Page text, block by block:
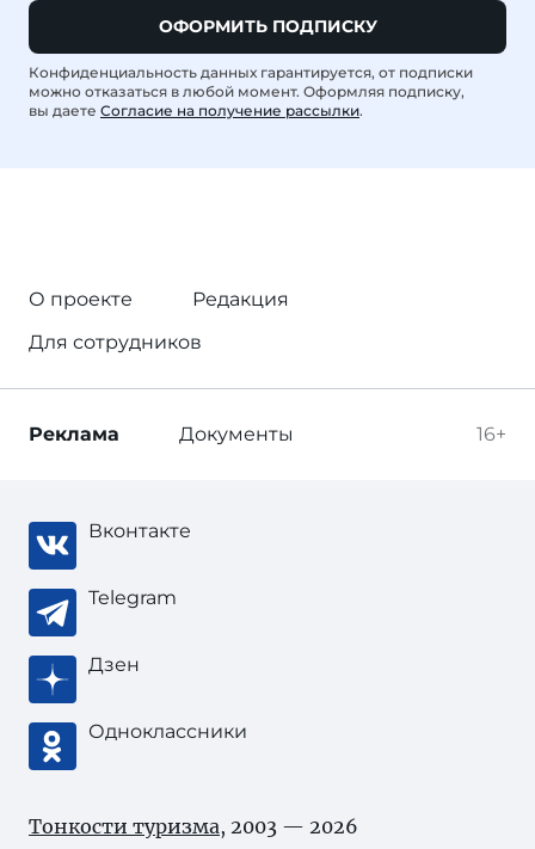
ОФОРМИТЬ ПОДПИСКУ
Конфиденциальность данных гарантируется, от подписки
можно отказаться в любой момент. Оформляя подписку,
вы даете Согласие на получение рассылки.
О проекте
Редакция
Для сотрудников
16+
Реклама Документы
Вконтакте
Telegram
Дзен
Одноклассники
Тонкости туризма, 2003 — 2026